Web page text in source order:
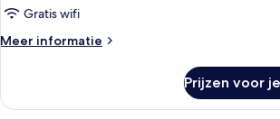
Gratis wifi
Meer informatie
Meer
eenpersoonskamer
Prijzen voor